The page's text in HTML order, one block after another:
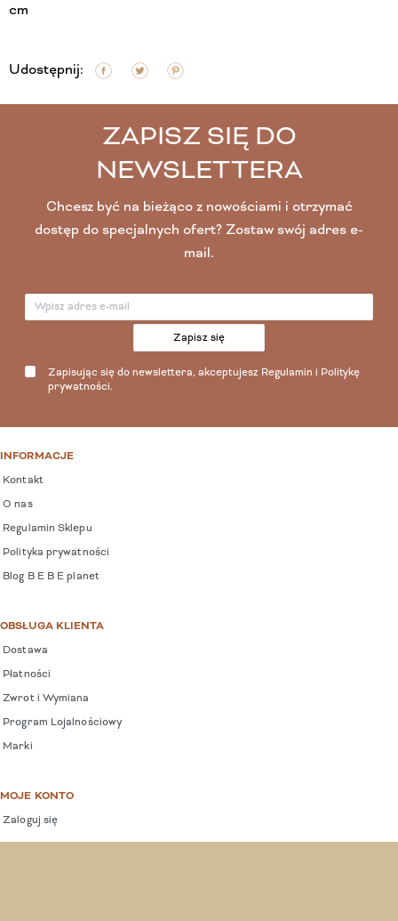
cm
Udostępnij:
ZAPISZ SIĘ DO
NEWSLETTERA
Chcesz być na bieżąco z nowościami i otrzymać
dostęp do specjalnych ofert? Zostaw swój adres e-
mail.
Zapisz się
Zapisując się do newslettera, akceptujesz Regulamin i Politykę
prywatności.
INFORMACJE
Kontakt
O nas
Regulamin Sklepu
Polityka prywatności
Blog B E B E planet
OBSŁUGA KLIENTA
Dostawa
Płatności
Zwrot i Wymiana
Program Lojalnościowy
Marki
MOJE KONTO
Zaloguj się